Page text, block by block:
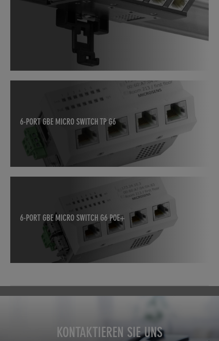
6-PORT GBE MICRO SWITCH TP G6
6-PORT GBE MICRO SWITCH G6 POE+
KONTAKTIEREN SIE UNS